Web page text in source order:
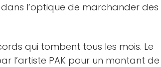
dans l’optique de marchander des
qui tombent tous les mois. Le
l’artiste PAK pour un montant de